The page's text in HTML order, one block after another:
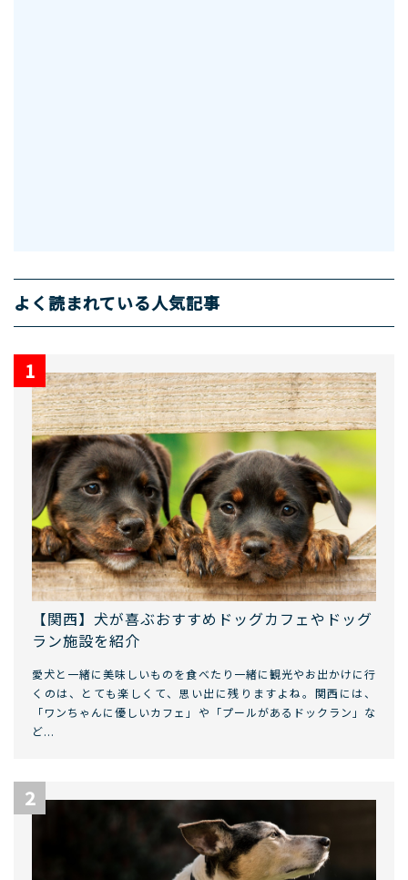
よく読まれている人気記事
【関西】犬が喜ぶおすすめドッグカフェやドッグ
ラン施設を紹介
愛犬と一緒に美味しいものを食べたり一緒に観光やお出かけに行
くのは、とても楽しくて、思い出に残りますよね。関西には、
「ワンちゃんに優しいカフェ」や「プールがあるドックラン」な
ど...